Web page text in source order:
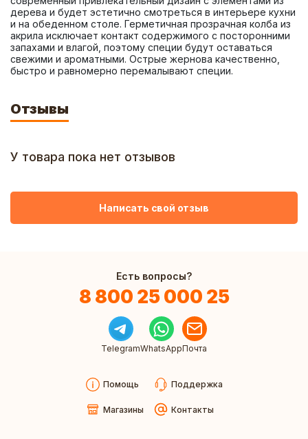
дерева и будет эстетично смотреться в интерьере кухни
и на обеденном столе. Герметичная прозрачная колба из
акрила исключает контакт содержимого с посторонними
запахами и влагой, поэтому специи будут оставаться
свежими и ароматными. Острые жернова качественно,
быстро и равномерно перемалывают специи.
Отзывы
У товара пока нет отзывов
Написать свой отзыв
Есть вопросы?
8 800 25 000 25
TelegramWhatsAppПочта
Помощь Поддержка
Магазины Контакты